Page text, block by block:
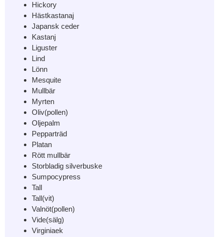
Hickory
Hästkastanaj
Japansk ceder
Kastanj
Liguster
Lind
Lönn
Mesquite
Mullbär
Myrten
Oliv(pollen)
Oljepalm
Pepparträd
Platan
Rött mullbär
Storbladig silverbuske
Sumpocypress
Tall
Tall(vit)
Valnöt(pollen)
Vide(sälg)
Virginiaek